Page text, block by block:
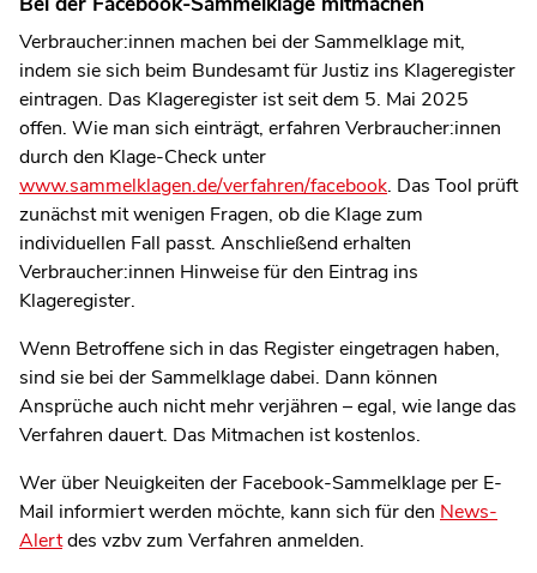
Verbraucher:innen machen bei der Sammelklage mit,
indem sie sich beim Bundesamt für Justiz ins Klageregister
eintragen. Das Klageregister ist seit dem 5. Mai 2025
offen. Wie man sich einträgt, erfahren Verbraucher:innen
durch den Klage-Check unter
www.sammelklagen.de/verfahren/facebook. Das Tool prüft
zunächst mit wenigen Fragen, ob die Klage zum
individuellen Fall passt. Anschließend erhalten
Verbraucher:innen Hinweise für den Eintrag ins
Klageregister.
Wenn Betroffene sich in das Register eingetragen haben,
sind sie bei der Sammelklage dabei. Dann können
Ansprüche auch nicht mehr verjähren – egal, wie lange das
Verfahren dauert. Das Mitmachen ist kostenlos.
Wer über Neuigkeiten der Facebook-Sammelklage per E-
Mail informiert werden möchte, kann sich für den News-
Alertdes vzbv zum Verfahren anmelden.